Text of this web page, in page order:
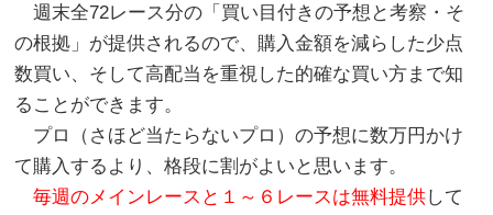
週末全72レース分の「買い目付きの予想と考察・そ
の根拠」が提供されるので、購入金額を減らした少点
数買い、そして高配当を重視した的確な買い方まで知
ることができます。
プロ（さほど当たらないプロ）の予想に数万円かけ
て購入するより、格段に割がよいと思います。
毎週のメインレースと１～６レースは無料提供して